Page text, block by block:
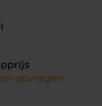
opvragen